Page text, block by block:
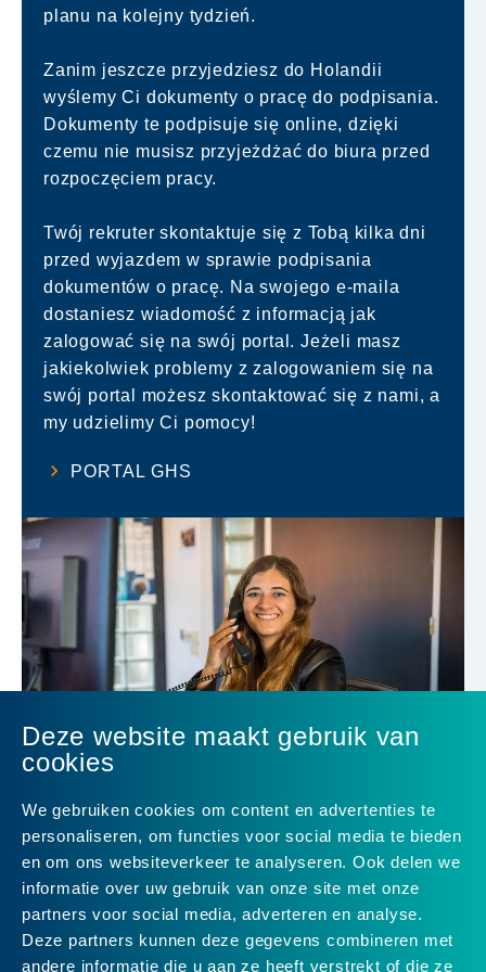
Deze website maakt gebruik van
cookies
We gebruiken cookies om content en advertenties te
personaliseren, om functies voor social media te bieden
en om ons websiteverkeer te analyseren. Ook delen we
informatie over uw gebruik van onze site met onze
partners voor social media, adverteren en analyse.
Deze partners kunnen deze gegevens combineren met
andere informatie die u aan ze heeft verstrekt of die ze
planu na kolejny tydzień.
Zanim jeszcze przyjedziesz do Holandii
wyślemy Ci dokumenty o pracę do podpisania.
Dokumenty te podpisuje się online, dzięki
czemu nie musisz przyjeżdżać do biura przed
rozpoczęciem pracy.
Twój rekruter skontaktuje się z Tobą kilka dni
przed wyjazdem w sprawie podpisania
dokumentów o pracę. Na swojego e-maila
dostaniesz wiadomość z informacją jak
zalogować się na swój portal. Jeżeli masz
jakiekolwiek problemy z zalogowaniem się na
swój portal możesz skontaktować się z nami, a
my udzielimy Ci pomocy!
PORTAL GHS
CAO Układ Zbiorowy
W Holandii większość firm jest zapisana do
tzw. Układu Zbiorowego, który nazywany jest